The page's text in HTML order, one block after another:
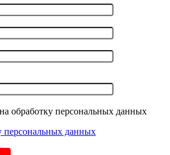
обработку персональных данных
персональных данных